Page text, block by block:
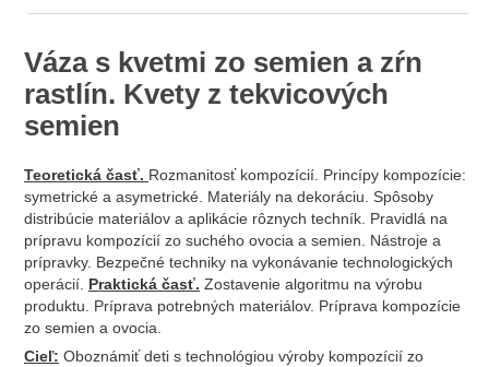
Váza s kvetmi zo semien a zŕn
rastlín. Kvety z tekvicových
semien
Teoretická časť. Rozmanitosť kompozícií. Princípy kompozície:
symetrické a asymetrické. Materiály na dekoráciu. Spôsoby
distribúcie materiálov a aplikácie rôznych techník. Pravidlá na
prípravu kompozícií zo suchého ovocia a semien. Nástroje a
prípravky. Bezpečné techniky na vykonávanie technologických
operácií. Praktická časť. Zostavenie algoritmu na výrobu
produktu. Príprava potrebných materiálov. Príprava kompozície
zo semien a ovocia.
Cieľ: Oboznámiť deti s technológiou výroby kompozícií zo